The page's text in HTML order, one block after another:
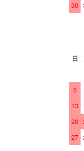
30
日
6
13
20
27